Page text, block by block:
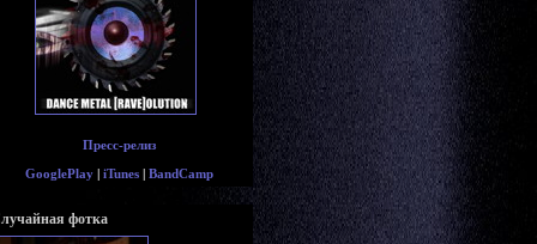
Пресс-релиз
GooglePlay| iTunes| BandCamp
фотка